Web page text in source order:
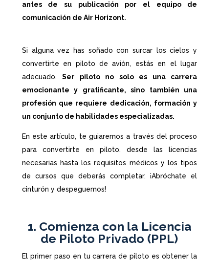
antes de su publicación por el equipo de
comunicación de Air Horizont.
Si alguna vez has soñado con surcar los cielos y
convertirte en piloto de avión, estás en el lugar
adecuado.Ser piloto no solo es una carrera
emocionante y gratificante, sino también una
profesión que requiere dedicación, formación y
un conjunto de habilidades especializadas.
En este artículo, te guiaremos a través del proceso
para convertirte en piloto, desde las licencias
necesarias hasta los requisitos médicos y los tipos
de cursos que deberás completar. ¡Abróchate el
cinturón y despeguemos!
1. Comienza con la Licencia
de Piloto Privado (PPL)
El primer paso en tu carrera de piloto es obtener la